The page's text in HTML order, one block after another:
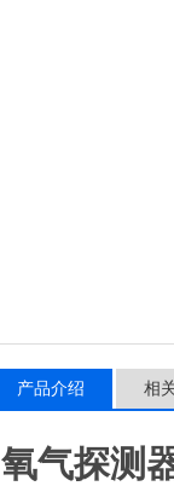
产品介绍 相
氧气探测